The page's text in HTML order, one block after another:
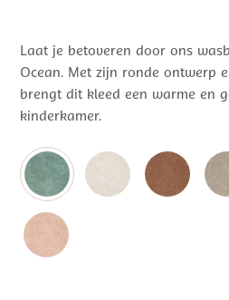
Laat je betoveren door ons
Ocean. Met zijn ronde ontwerp
brengt dit kleed een warme en
kinderkamer.